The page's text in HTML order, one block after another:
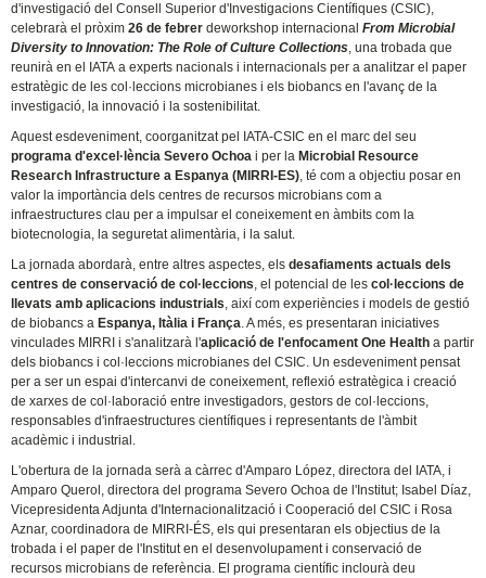
d'investigació del Consell Superior d'Investigacions Científiques (CSIC),
celebrarà el pròxim26 de febrer deworkshop internacionalFrom Microbial
Diversity to Innovation: The Role of Culture Collections, una trobada que
reunirà en el IATA a experts nacionals i internacionals per a analitzar el paper
estratègic de les col·leccions microbianes i els biobancs en l'avanç de la
investigació, la innovació i la sostenibilitat.
Aquest esdeveniment, coorganitzat pel IATA-CSIC en el marc del seu
programa d'excel·lència Severo Ochoa i per la Microbial Resource
Research Infrastructure a Espanya (MIRRI-ES), té com a objectiu posar en
valor la importància dels centres de recursos microbians com a
infraestructures clau per a impulsar el coneixement en àmbits com la
biotecnologia, la seguretat alimentària, i la salut.
La jornada abordarà, entre altres aspectes, elsdesafiaments actuals dels
centres de conservació de col·leccions, el potencial de lescol·leccions de
llevats amb aplicacions industrials, així com experiències i models de gestió
de biobancs a Espanya, Itàlia i França. A més, es presentaran iniciatives
vinculades MIRRI i s'analitzarà l'aplicació de l'enfocament One Health a partir
dels biobancs i col·leccions microbianes del CSIC. Un esdeveniment pensat
per a ser un espai d'intercanvi de coneixement, reflexió estratègica i creació
de xarxes de col·laboració entre investigadors, gestors de col·leccions,
responsables d'infraestructures científiques i representants de l'àmbit
acadèmic i industrial.
L'obertura de la jornada serà a càrrec d'Amparo López, directora del IATA, i
Amparo Querol, directora del programa Severo Ochoa de l'Institut; Isabel Díaz,
Vicepresidenta Adjunta d'Internacionalització i Cooperació del CSIC i Rosa
Aznar, coordinadora de MIRRI-ÉS, els qui presentaran els objectius de la
trobada i el paper de l'Institut en el desenvolupament i conservació de
recursos microbians de referència. El programa científic inclourà deu